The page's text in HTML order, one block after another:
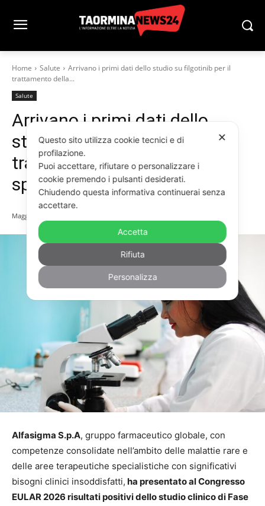
Home Salute
Arrivano i primi dati dello studio su filgotinib per il
trattamento della...
Salute
Arrivano i primi dati dello
studio su filgotinib per il
trattamento della
spondiloartrite assiale attiva
Maggio 27, 2026
Alfasigma S.p.A, gruppo farmaceutico globale, con
competenze consolidate nell’ambito delle malattie rare e
delle aree terapeutiche specialistiche con significativi
bisogni clinici insoddisfatti, ha presentato al Congresso
EULAR 2026 risultati positivi dello studio clinico di Fase
✕
Questo sito utilizza cookie tecnici e di
profilazione.
Puoi accettare, rifiutare o personalizzare i
cookie premendo i pulsanti desiderati.
Chiudendo questa informativa continuerai senza
accettare.
Accetta
Rifiuta
Personalizza